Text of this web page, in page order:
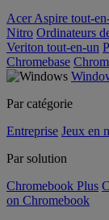
Acer Aspire tout-
Nitro Ordinateurs
Veriton tout-en-un
Chromebase
Par catégorie
Entreprise Jeux en
Par solution
Chromebook Plus
on Chromebook